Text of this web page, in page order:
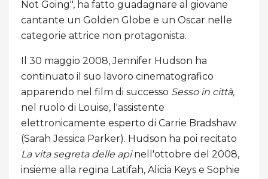
Not Going", ha fatto guadagnare al giovane
cantante un Golden Globe e un Oscar nelle
categorie attrice non protagonista.
Il 30 maggio 2008, Jennifer Hudson ha
continuato il suo lavoro cinematografico
apparendo nel film di successo Sesso in città,
nel ruolo di Louise, l'assistente
elettronicamente esperto di Carrie Bradshaw
(Sarah Jessica Parker). Hudson ha poi recitato
La vita segreta delle apinell'ottobre del 2008,
insieme alla regina Latifah, Alicia Keys e Sophie